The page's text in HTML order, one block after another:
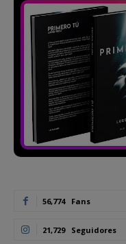
56,774 Fans
21,729 Seguidores